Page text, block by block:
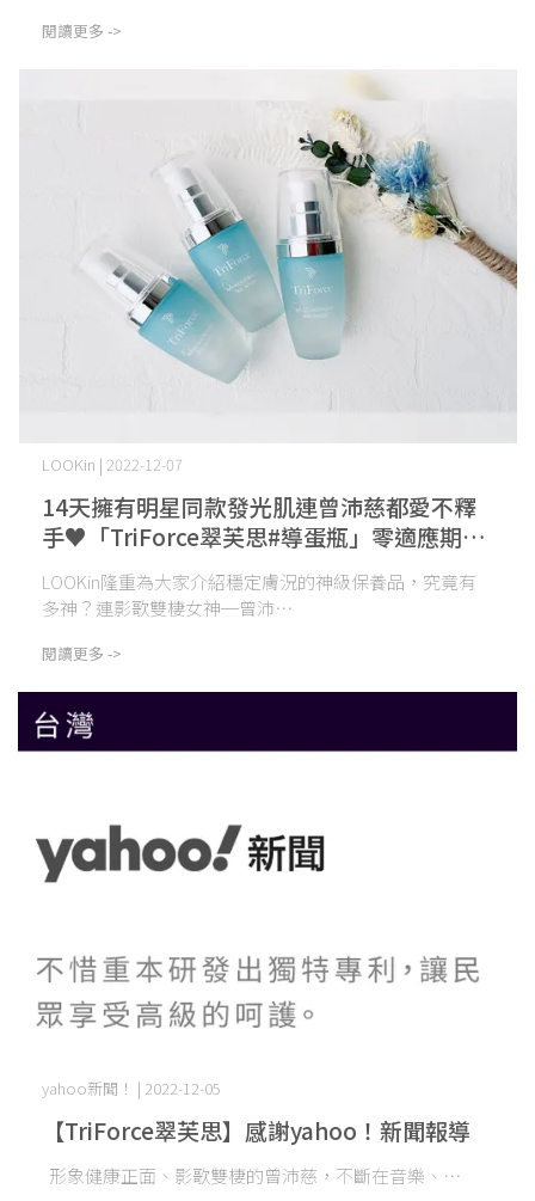
閱讀更多 ->
14天擁有明星同款發光肌連曾沛慈都愛不釋
手♥️「TriForce翠芙思#導蛋瓶」零適應期一
瓶到位！
LOOKin | 2022-12-07
LOOKin隆重為大家介紹穩定膚況的神級保養品，究竟有
多神？連影歌雙棲女神─曾沛⋯
閱讀更多 ->
【TriForce翠芙思】感謝yahoo！新聞報導
yahoo新聞！ | 2022-12-05
形象健康正面、影歌雙棲的曾沛慈，不斷在音樂、⋯